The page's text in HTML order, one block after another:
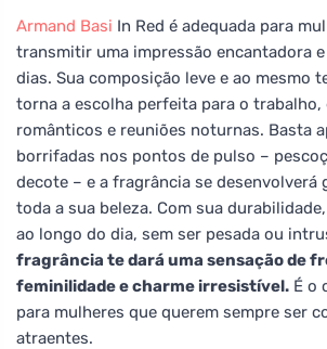
Armand Basi In Red é adequada para
transmitir uma impressão encantadora
dias. Sua composição leve e ao mesmo
torna a escolha perfeita para o
românticos e reuniões noturnas. Basta
borrifadas nos pontos de pulso –
decote – e a fragrância se desenvolverá
toda a sua beleza. Com sua
ao longo do dia, sem ser pesada ou
fragrância te dará uma sensação de
feminilidade e charme irresistível. É o
para mulheres que querem sempre ser
atraentes.